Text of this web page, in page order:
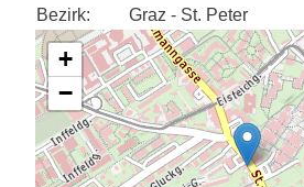
Bezirk:
Graz - St. Peter